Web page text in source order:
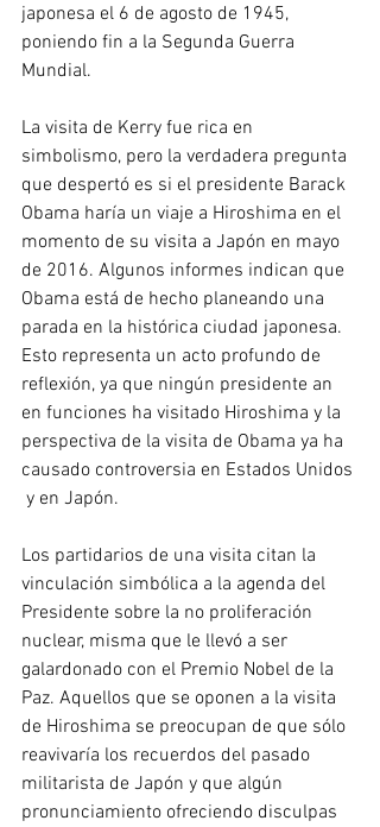
japonesa el 6 de agosto de 1945,
poniendo fin a la Segunda Guerra
Mundial.
La visita de Kerry fue rica en
simbolismo, pero la verdadera pregunta
que despertó es si el presidente Barack
Obama haría un viaje a Hiroshima en el
momento de su visita a Japón en mayo
de 2016. Algunos informes indican que
Obama está de hecho planeando una
parada en la histórica ciudad japonesa.
Esto representa un acto profundo de
reflexión, ya que ningún presidente an
en funciones ha visitado Hiroshima y la
perspectiva de la visita de Obama ya ha
causado controversia en Estados Unidos
y en Japón.
Los partidarios de una visita citan la
vinculación simbólica a la agenda del
Presidente sobre la no proliferación
nuclear, misma que le llevó a ser
galardonado con el Premio Nobel de la
Paz. Aquellos que se oponen a la visita
de Hiroshima se preocupan de que sólo
reavivaría los recuerdos del pasado
militarista de Japón y que algún
pronunciamiento ofreciendo disculpas